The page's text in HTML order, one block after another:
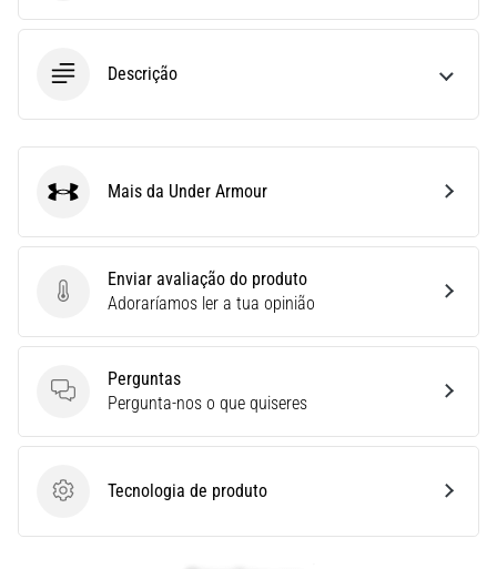
após
corrida?
das
causas
comuns
a
plantar.
Mostrar
os
Descrição
Enviar avaliação do produto
Enviar avaliação do produto
Adoraríamos ler a tua opinião
Perguntas
Perguntas
Pergunta-nos o que quiseres
Tecnologia de produto
Tecnologia de produto
Under ArmourMais da Under Armour